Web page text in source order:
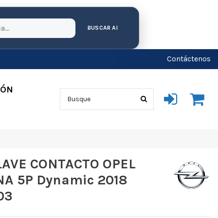
BUSCAR AI
Contáctenos
CONTACTO OPEL
5P Dynamic 2018